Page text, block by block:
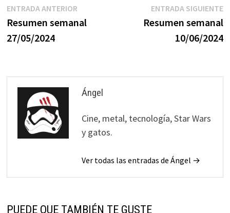
Navegación
de
entradas
ENTRADA ANTERIOREntrada
anterior:
Resumen semanal
27/05/2024
ENTRADA SIGUIENTE
Resumen semanal
10/06/2024
Ángel
Cine, metal, tecnología, Star Wars
y gatos.
Ver todas las entradas de Ángel →
PUEDE QUE TAMBIÉN TE GUSTE